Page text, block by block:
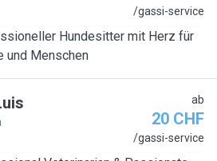
/gassi-service
Hundesitter mit Herz für
und Menschen
ab
20 CHF
/gassi-service